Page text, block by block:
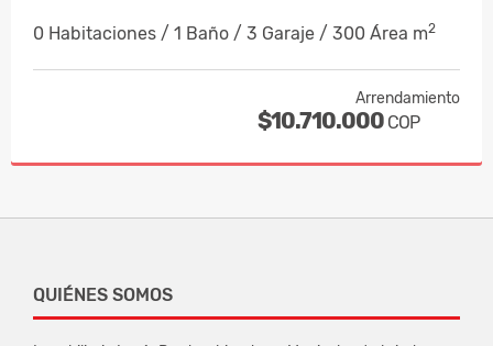
0 Habitaciones / 1 Baño / 3 Garaje / 300 Área m2
Arrendamiento
$10.710.000 COP
QUIÉNES SOMOS